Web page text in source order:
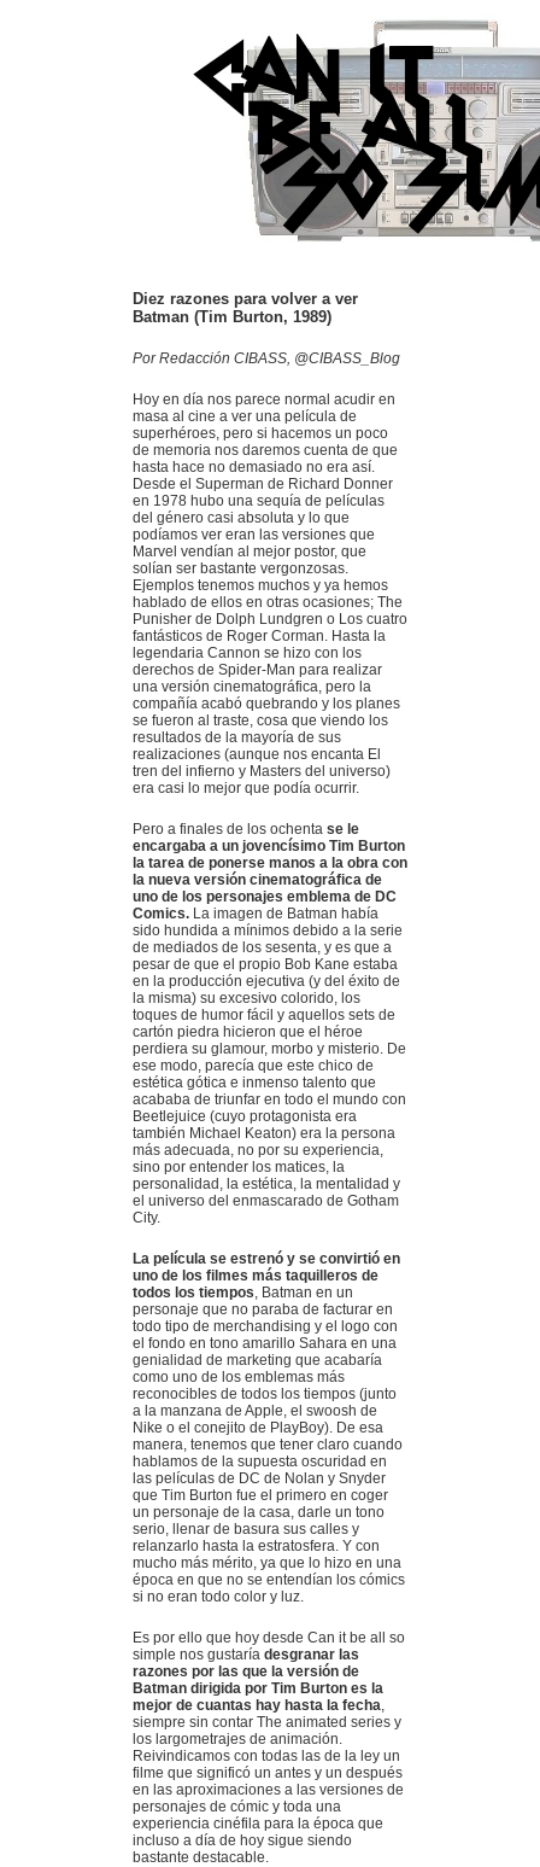
Diez razones para volver a ver
Batman (Tim Burton, 1989)
Por Redacción CIBASS, @CIBASS_Blog
Hoy en día nos parece normal acudir en
masa al cine a ver una película de
superhéroes, pero si hacemos un poco
de memoria nos daremos cuenta de que
hasta hace no demasiado no era así.
Desde el Superman de Richard Donner
en 1978 hubo una sequía de películas
del género casi absoluta y lo que
podíamos ver eran las versiones que
Marvel vendían al mejor postor, que
solían ser bastante vergonzosas.
Ejemplos tenemos muchos y ya hemos
hablado de ellos en otras ocasiones; The
Punisher de Dolph Lundgren o Los cuatro
fantásticos de Roger Corman. Hasta la
legendaria Cannon se hizo con los
derechos de Spider-Man para realizar
una versión cinematográfica, pero la
compañía acabó quebrando y los planes
se fueron al traste, cosa que viendo los
resultados de la mayoría de sus
realizaciones (aunque nos encanta El
tren del infierno y Masters del universo)
era casi lo mejor que podía ocurrir.
Pero a finales de los ochenta se le
encargaba a un jovencísimo Tim Burton
la tarea de ponerse manos a la obra con
la nueva versión cinematográfica de
uno de los personajes emblema de DC
Comics. La imagen de Batman había
sido hundida a mínimos debido a la serie
de mediados de los sesenta, y es que a
pesar de que el propio Bob Kane estaba
en la producción ejecutiva (y del éxito de
la misma) su excesivo colorido, los
toques de humor fácil y aquellos sets de
cartón piedra hicieron que el héroe
perdiera su glamour, morbo y misterio. De
ese modo, parecía que este chico de
estética gótica e inmenso talento que
acababa de triunfar en todo el mundo con
Beetlejuice (cuyo protagonista era
también Michael Keaton) era la persona
más adecuada, no por su experiencia,
sino por entender los matices, la
personalidad, la estética, la mentalidad y
el universo del enmascarado de Gotham
City.
La película se estrenó y se convirtió en
uno de los filmes más taquilleros de
todos los tiempos, Batman en un
personaje que no paraba de facturar en
todo tipo de merchandising y el logo con
el fondo en tono amarillo Sahara en una
genialidad de marketing que acabaría
como uno de los emblemas más
reconocibles de todos los tiempos (junto
a la manzana de Apple, el swoosh de
Nike o el conejito de PlayBoy). De esa
manera, tenemos que tener claro cuando
hablamos de la supuesta oscuridad en
las películas de DC de Nolan y Snyder
que Tim Burton fue el primero en coger
un personaje de la casa, darle un tono
serio, llenar de basura sus calles y
relanzarlo hasta la estratosfera. Y con
mucho más mérito, ya que lo hizo en una
época en que no se entendían los cómics
si no eran todo color y luz.
Es por ello que hoy desde Can it be all so
simple nos gustaría desgranar las
razones por las que la versión de
Batman dirigida por Tim Burton es la
mejor de cuantas hay hasta la fecha,
siempre sin contar The animated series y
los largometrajes de animación.
Reivindicamos con todas las de la ley un
filme que significó un antes y un después
en las aproximaciones a las versiones de
personajes de cómic y toda una
experiencia cinéfila para la época que
incluso a día de hoy sigue siendo
bastante destacable.